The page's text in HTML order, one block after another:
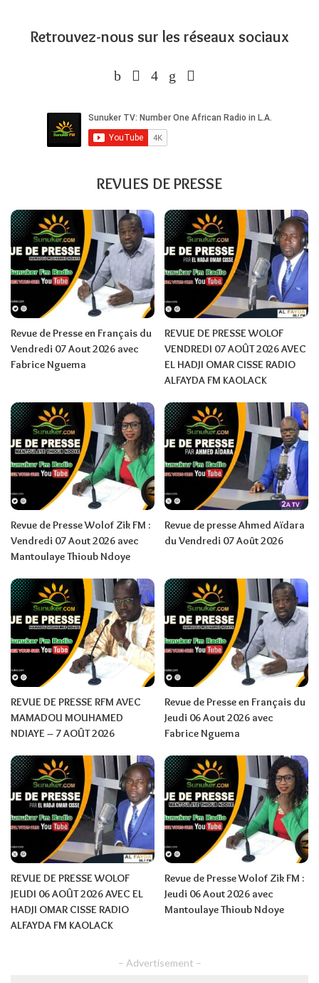
Retrouvez-nous sur les réseaux sociaux
REVUES DE PRESSE
Revue de Presse en Français du
Vendredi 07 Aout 2026 avec
Fabrice Nguema
REVUE DE PRESSE WOLOF
VENDREDI 07 AOÛT 2026 AVEC
EL HADJI OMAR CISSE RADIO
ALFAYDA FM KAOLACK
Revue de Presse Wolof Zik FM :
Vendredi 07 Aout 2026 avec
Mantoulaye Thioub Ndoye
Revue de presse Ahmed Aïdara
du Vendredi 07 Août 2026
REVUE DE PRESSE RFM AVEC
MAMADOU MOUHAMED
NDIAYE – 7 AOÛT 2026
Revue de Presse en Français du
Jeudi 06 Aout 2026 avec
Fabrice Nguema
REVUE DE PRESSE WOLOF
JEUDI 06 AOÛT 2026 AVEC EL
HADJI OMAR CISSE RADIO
ALFAYDA FM KAOLACK
Revue de Presse Wolof Zik FM :
Jeudi 06 Aout 2026 avec
Mantoulaye Thioub Ndoye
– Advertisement –